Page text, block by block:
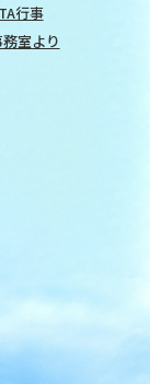
行事
室より